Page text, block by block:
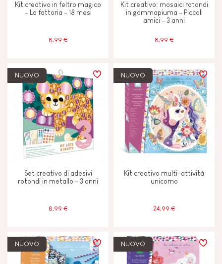
Kit creativo in feltro magico
- La fattoria - 18 mesi
8,99 €
Kit creativo: mosaici rotondi
in gommapiuma - Piccoli
amici - 3 anni
8,99 €
NUOVO
Set creativo di adesivi
rotondi in metallo - 3 anni
8,99 €
NUOVO
Kit creativo multi-attività
unicorno
24,99 €
NUOVO NUOVO